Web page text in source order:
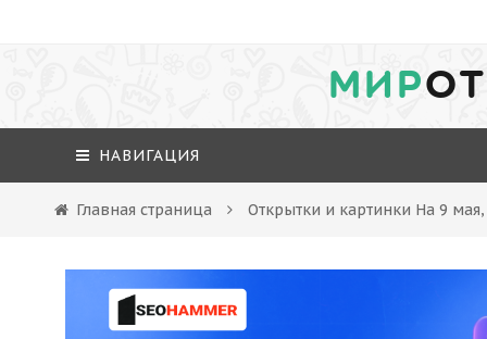
МИР
НАВИГАЦИЯ
Главная страница Открытки и картинки На 9